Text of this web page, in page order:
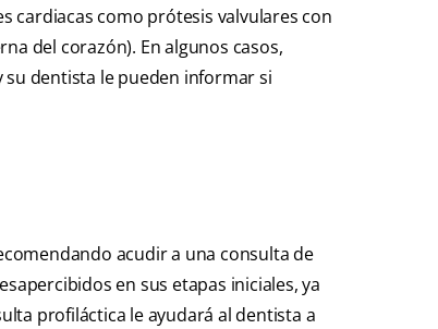
cardiacas como prótesis valvulares con
del corazón). En algunos casos,
dentista le pueden informar si
acudir a una consulta de
en sus etapas iniciales, ya
profiláctica le ayudará al dentista a